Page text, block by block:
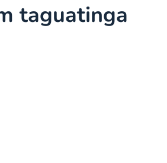
taguatinga